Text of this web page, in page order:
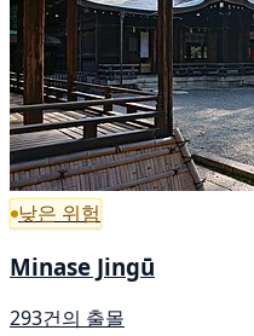
낮은 위험
Minase Jingū
293건의 출몰